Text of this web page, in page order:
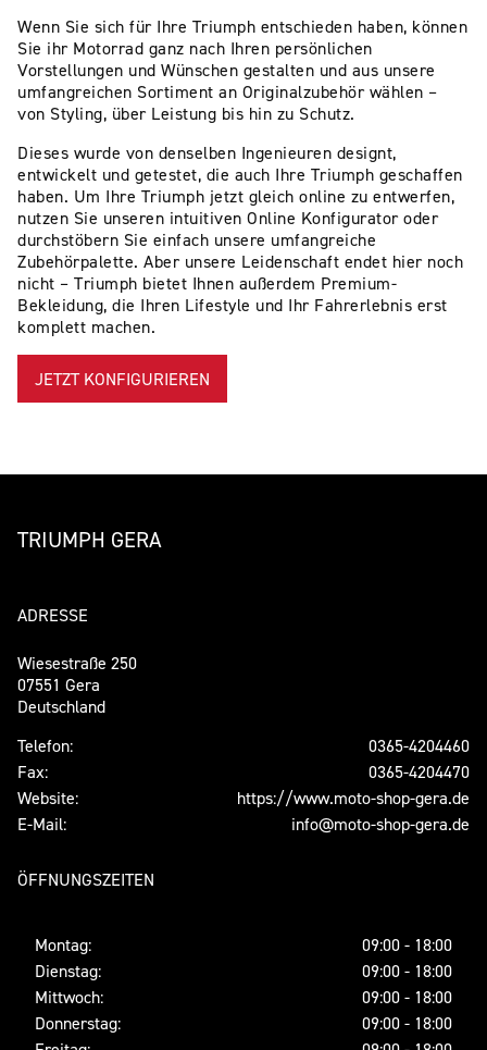
Wenn Sie sich für Ihre Triumph entschieden haben, können
Sie ihr Motorrad ganz nach Ihren persönlichen
Vorstellungen und Wünschen gestalten und aus unsere
umfangreichen Sortiment an Originalzubehör wählen –
von Styling, über Leistung bis hin zu Schutz.
Dieses wurde von denselben Ingenieuren designt,
entwickelt und getestet, die auch Ihre Triumph geschaffen
haben. Um Ihre Triumph jetzt gleich online zu entwerfen,
nutzen Sie unseren intuitiven Online Konfigurator oder
durchstöbern Sie einfach unsere umfangreiche
Zubehörpalette. Aber unsere Leidenschaft endet hier noch
nicht – Triumph bietet Ihnen außerdem Premium-
Bekleidung, die Ihren Lifestyle und Ihr Fahrerlebnis erst
komplett machen.
JETZT KONFIGURIEREN
TRIUMPH GERA
ADRESSE
Wiesestraße 250
07551 Gera
Deutschland
Telefon:
0365-4204460
Fax:
0365-4204470
Website:
https://www.moto-shop-gera.de
E-Mail:
info@moto-shop-gera.de
ÖFFNUNGSZEITEN
Montag:
09:00 - 18:00
Dienstag:
09:00 - 18:00
Mittwoch:
09:00 - 18:00
Donnerstag:
09:00 - 18:00